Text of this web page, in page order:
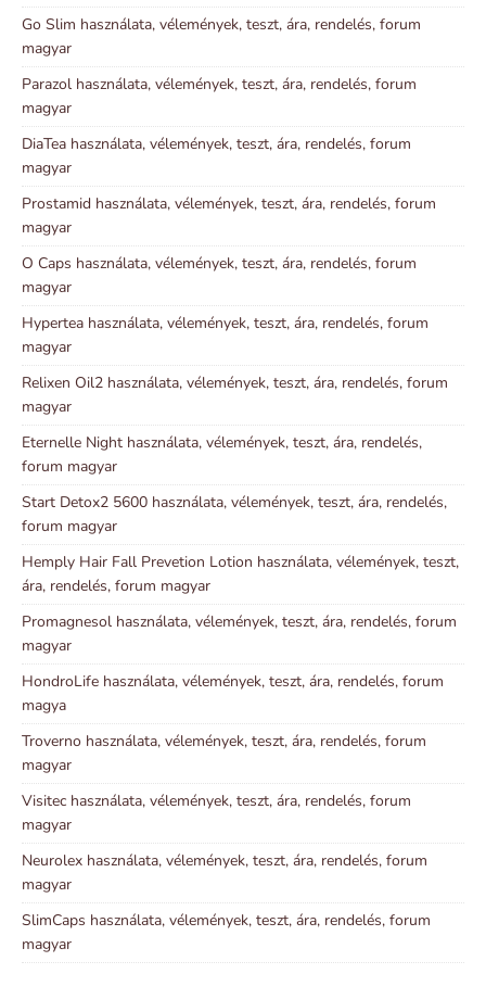
Go Slim használata, vélemények, teszt, ára, rendelés, forum
magyar
Parazol használata, vélemények, teszt, ára, rendelés, forum
magyar
DiaTea használata, vélemények, teszt, ára, rendelés, forum
magyar
Prostamid használata, vélemények, teszt, ára, rendelés, forum
magyar
O Caps használata, vélemények, teszt, ára, rendelés, forum
magyar
Hypertea használata, vélemények, teszt, ára, rendelés, forum
magyar
Relixen Oil2 használata, vélemények, teszt, ára, rendelés, forum
magyar
Eternelle Night használata, vélemények, teszt, ára, rendelés,
forum magyar
Start Detox2 5600 használata, vélemények, teszt, ára, rendelés,
forum magyar
Hemply Hair Fall Prevetion Lotion használata, vélemények, teszt,
ára, rendelés, forum magyar
Promagnesol használata, vélemények, teszt, ára, rendelés, forum
magyar
HondroLife használata, vélemények, teszt, ára, rendelés, forum
magya
Troverno használata, vélemények, teszt, ára, rendelés, forum
magyar
Visitec használata, vélemények, teszt, ára, rendelés, forum
magyar
Neurolex használata, vélemények, teszt, ára, rendelés, forum
magyar
SlimCaps használata, vélemények, teszt, ára, rendelés, forum
magyar